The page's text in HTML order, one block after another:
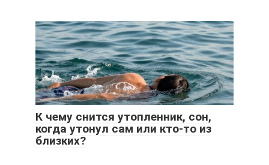
К чему снится утопленник, сон,
когда утонул сам или кто-то из
близких?